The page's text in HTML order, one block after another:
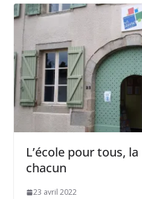
L’école pour tous,
chacun
23 avril 2022